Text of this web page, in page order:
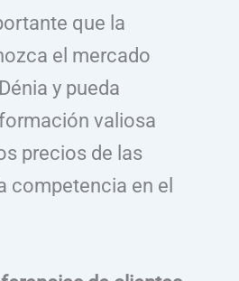
que la
el mercado
y pueda
valiosa
precios de las
competencia en el